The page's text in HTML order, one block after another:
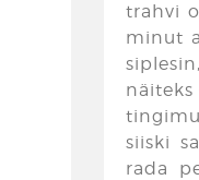
trahvi
minut
siiski
rada